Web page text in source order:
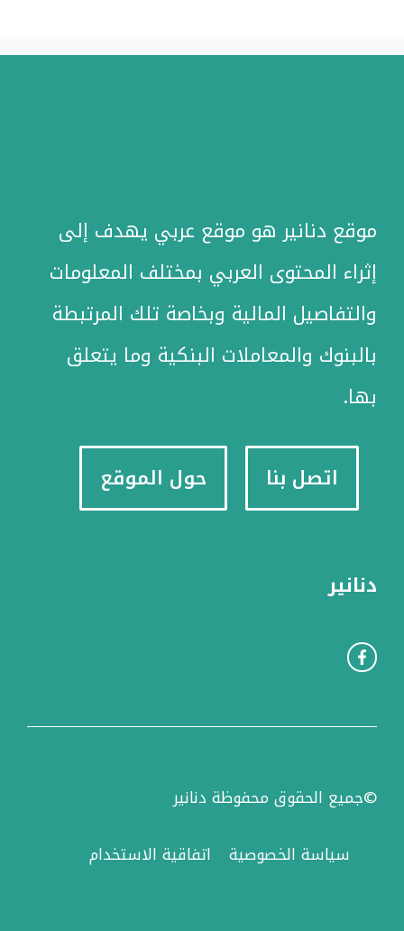
موقع دنانير هو موقع عربي يهدف إلى
إثراء المحتوى العربي بمختلف المعلومات
والتفاصيل المالية وبخاصة تلك المرتبطة
بالبنوك والمعاملات البنكية وما يتعلق
بها.
اتصل بنا حول الموقع
دنانير
©جميع الحقوق محفوظة دنانير
سياسة الخصوصية
اتفاقية الاستخدام